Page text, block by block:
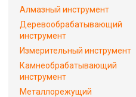
Алмазный инструмент
Деревообрабатывающий
инструмент
Измерительный инструмент
Камнеобрабатывающий
инструмент
Металлорежущий